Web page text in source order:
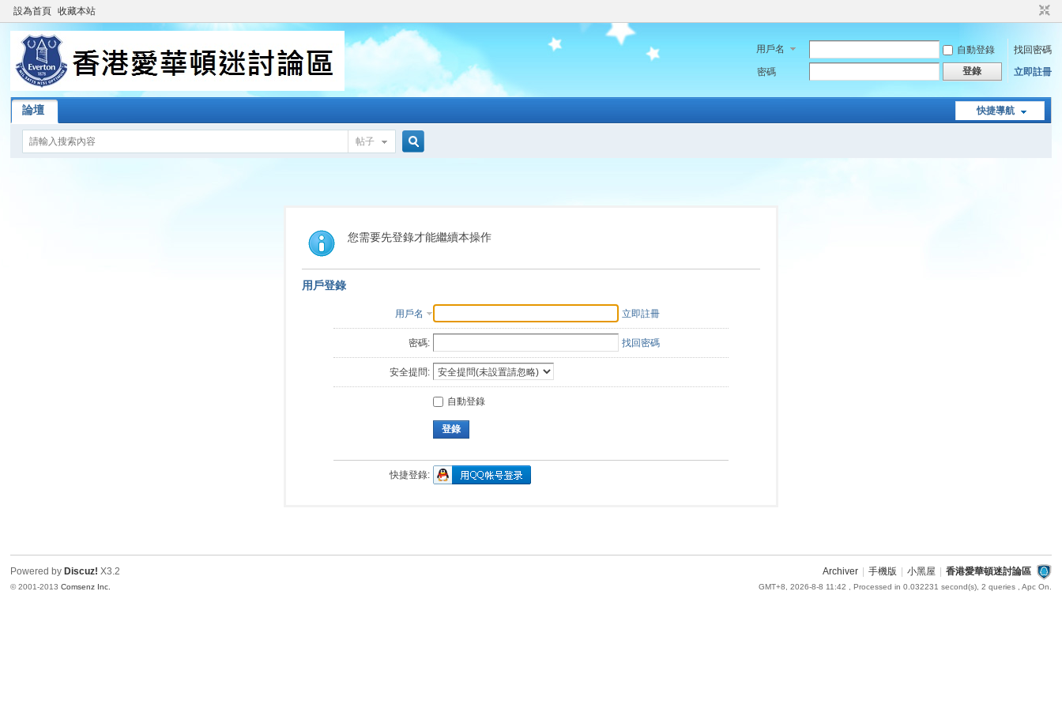
設為首頁 收藏本站
用戶名 自動登錄
找回密碼
密碼
登錄 立即註冊
快捷導航
論壇
帖子
索
您需要先登錄才能繼續本操作
用戶登錄
用戶名 立即註冊
密碼: 找回密碼
安全提問:
自動登錄
登錄
快捷登錄:
Archiver 手機版 小黑屋 香港愛華頓迷討論區
GMT+8, 2026-8-8 11:42 , Processed in 0.032231 second(s), 2 queries , Apc On.
Powered by Discuz! X3.2
© 2001-2013Comsenz Inc.